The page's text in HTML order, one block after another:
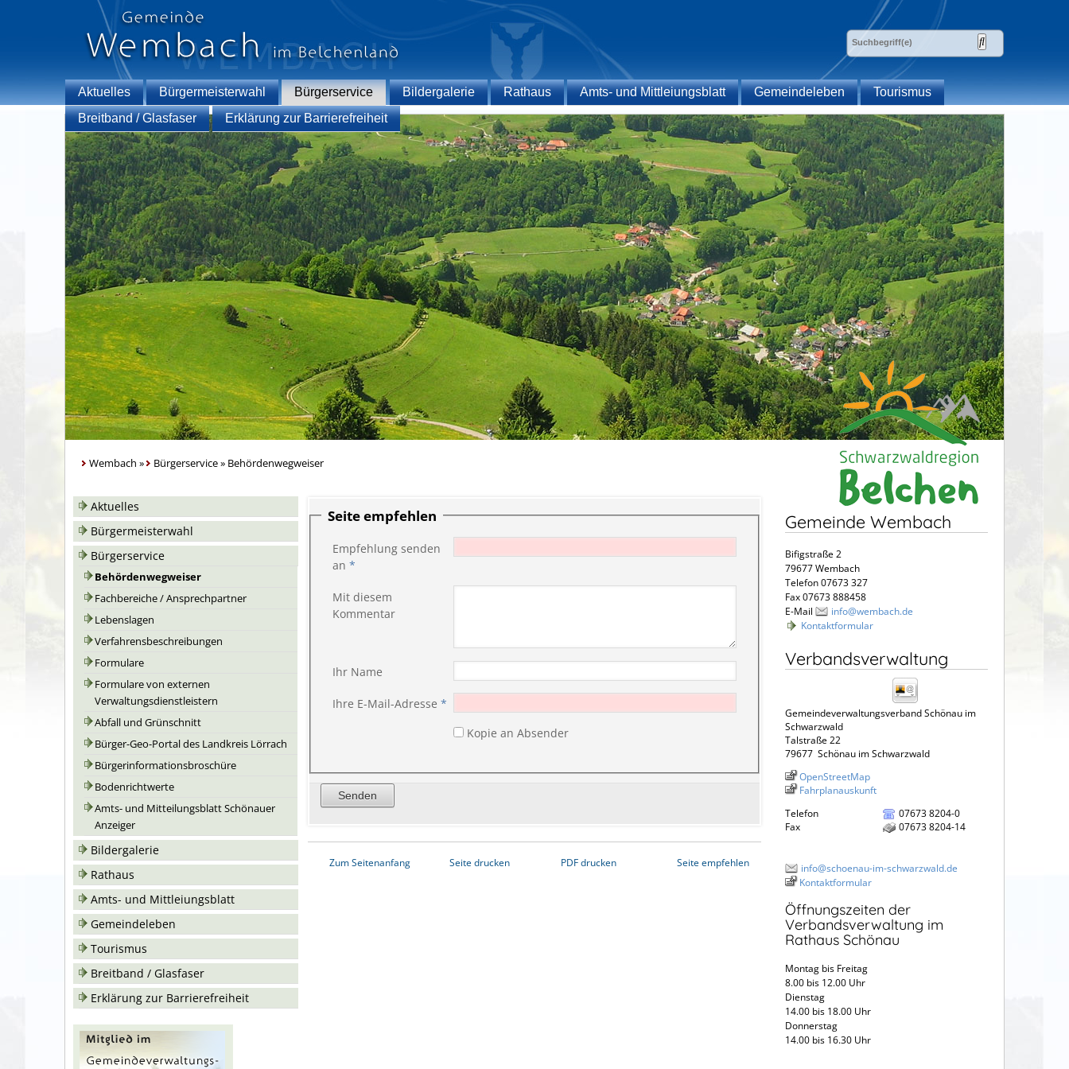
Aktuelles Bürgermeisterwahl Bürgerservice Bildergalerie Rathaus Amts- und Mittleiungsblatt Gemeindeleben
Tourismus
Breitband / Glasfaser
Erklärung zur Barrierefreiheit
Wembach » Bürgerservice» Behördenwegweiser
Aktuelles
Bürgermeisterwahl
Bürgerservice
Behördenwegweiser
Fachbereiche / Ansprechpartner
Lebenslagen
Verfahrensbeschreibungen
Formulare
Formulare von externen
Verwaltungsdienstleistern
Abfall und Grünschnitt
Bürger-Geo-Portal des Landkreis Lörrach
Bürgerinformationsbroschüre
Bodenrichtwerte
Amts- und Mitteilungsblatt Schönauer
Anzeiger
Bildergalerie
Rathaus
Amts- und Mittleiungsblatt
Gemeindeleben
Tourismus
Breitband / Glasfaser
Erklärung zur Barrierefreiheit
Seite empfehlen
Empfehlung senden
an *
Mit diesem
Kommentar
Ihr Name
Ihre E-Mail-Adresse *
Kopie an Absender
Zum Seitenanfang Seite drucken PDF drucken Seite empfehlen
Gemeinde Wembach
Bifigstraße 2
79677 Wembach
Telefon 07673 327
Fax 07673 888458
E-Mail
info@wembach.de
Kontaktformular
Verbandsverwaltung
Gemeindeverwaltungsverband Schönau im
Schwarzwald
Talstraße 22
79677 Schönau im Schwarzwald
OpenStreetMap
Fahrplanauskunft
Telefon
07673 8204-0
Fax
07673 8204-14
info@schoenau-im-schwarzwald.de
Kontaktformular
Öffnungszeiten der
Verbandsverwaltung im
Rathaus Schönau
Montag bis Freitag
8.00 bis 12.00 Uhr
Dienstag
14.00 bis 18.00 Uhr
Donnerstag
14.00 bis 16.30 Uhr